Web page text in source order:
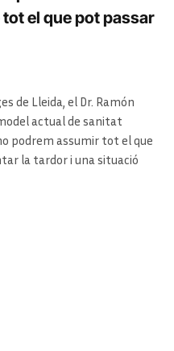
tot el que pot passar
de Lleida, el Dr. Ramón
actual de sanitat
podrem assumir tot el que
la tardor i una situació